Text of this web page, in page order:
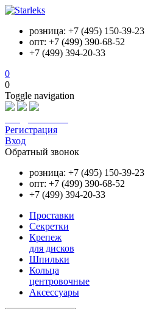
розница: +7 (495) 150-39-23
опт: +7 (499) 390-68-52
+7 (499) 394-20-33
0
0
Toggle navigation
Регистрация
Вход
Обратный звонок
розница: +7 (495) 150-39-23
опт: +7 (499) 390-68-52
+7 (499) 394-20-33
Проставки
Секретки
Крепеж
для дисков
Шпильки
Кольца
центровочные
Аксессуары